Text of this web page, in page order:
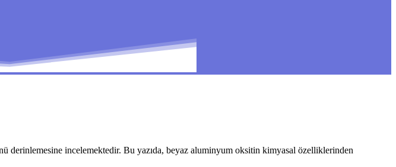
derinlemesine incelemektedir. Bu yazıda, beyaz aluminyum oksitin kimyasal özelliklerinden